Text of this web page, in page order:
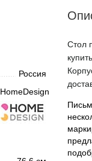
Россия
HomeDesign
Стол